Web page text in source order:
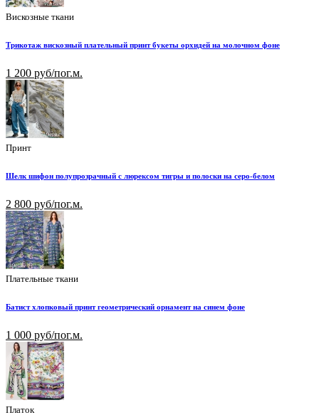
Вискозные ткани
Трикотаж вискозный плательный принт букеты орхидей на молочном фоне
1 200 руб/пог.м.
Принт
Шелк шифон полупрозрачный с люрексом тигры и полоски на серо-белом
2 800 руб/пог.м.
Плательные ткани
Батист хлопковый принт геометрический орнамент на синем фоне
1 000 руб/пог.м.
Платок